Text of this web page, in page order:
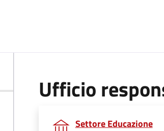
Ufficio
Settore Educazione